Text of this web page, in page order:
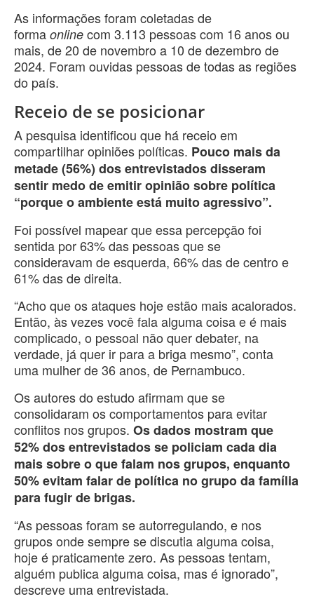
As informações foram coletadas de
forma online com 3.113 pessoas com 16 anos ou
mais, de 20 de novembro a 10 de dezembro de
2024. Foram ouvidas pessoas de todas as regiões
do país.
Receio de se posicionar
A pesquisa identificou que há receio em
compartilhar opiniões políticas. Pouco mais da
metade (56%) dos entrevistados disseram
sentir medo de emitir opinião sobre política
“porque o ambiente está muito agressivo”.
Foi possível mapear que essa percepção foi
sentida por 63% das pessoas que se
consideravam de esquerda, 66% das de centro e
61% das de direita.
“Acho que os ataques hoje estão mais acalorados.
Então, às vezes você fala alguma coisa e é mais
complicado, o pessoal não quer debater, na
verdade, já quer ir para a briga mesmo”, conta
uma mulher de 36 anos, de Pernambuco.
Os autores do estudo afirmam que se
consolidaram os comportamentos para evitar
conflitos nos grupos. Os dados mostram que
52% dos entrevistados se policiam cada dia
mais sobre o que falam nos grupos, enquanto
50% evitam falar de política no grupo da família
para fugir de brigas.
“As pessoas foram se autorregulando, e nos
grupos onde sempre se discutia alguma coisa,
hoje é praticamente zero. As pessoas tentam,
alguém publica alguma coisa, mas é ignorado”,
descreve uma entrevistada.